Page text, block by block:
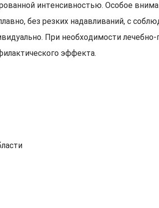
интенсивностью. Особое
без резких надавливаний, с
При необходимости
эффекта.